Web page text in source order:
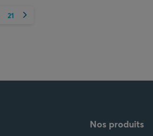
21 Suivant
Nos produits